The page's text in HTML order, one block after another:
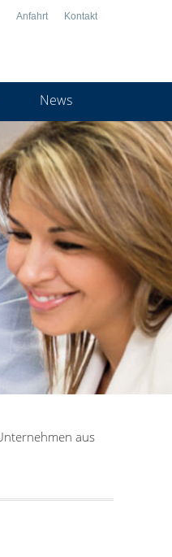
Kontakt
Anfahrt
News
aus